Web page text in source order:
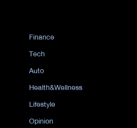
Finance
Tech
Auto
Health&Wellness
Lifestyle
Opinion